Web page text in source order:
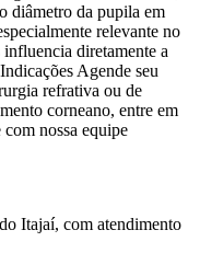
diâmetro da pupila em
relevante no
diretamente a
Agende seu
refrativa ou de
corneano, entre em
nossa equipe
Itajaí, com atendimento